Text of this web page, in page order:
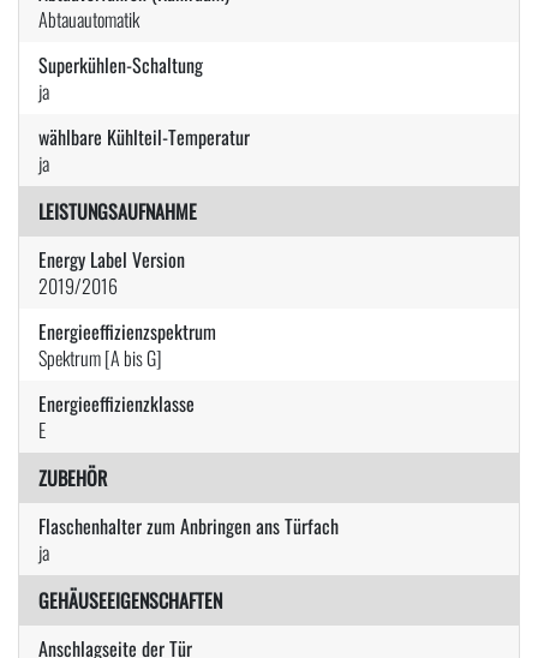
Abtauautomatik
Superkühlen-Schaltung
ja
wählbare Kühlteil-Temperatur
ja
LEISTUNGSAUFNAHME
Energy Label Version
2019/2016
Energieeffizienzspektrum
Spektrum [A bis G]
Energieeffizienzklasse
E
ZUBEHÖR
Flaschenhalter zum Anbringen ans Türfach
ja
GEHÄUSEEIGENSCHAFTEN
Anschlagseite der Tür